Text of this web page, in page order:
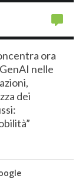
ora
nelle
dei